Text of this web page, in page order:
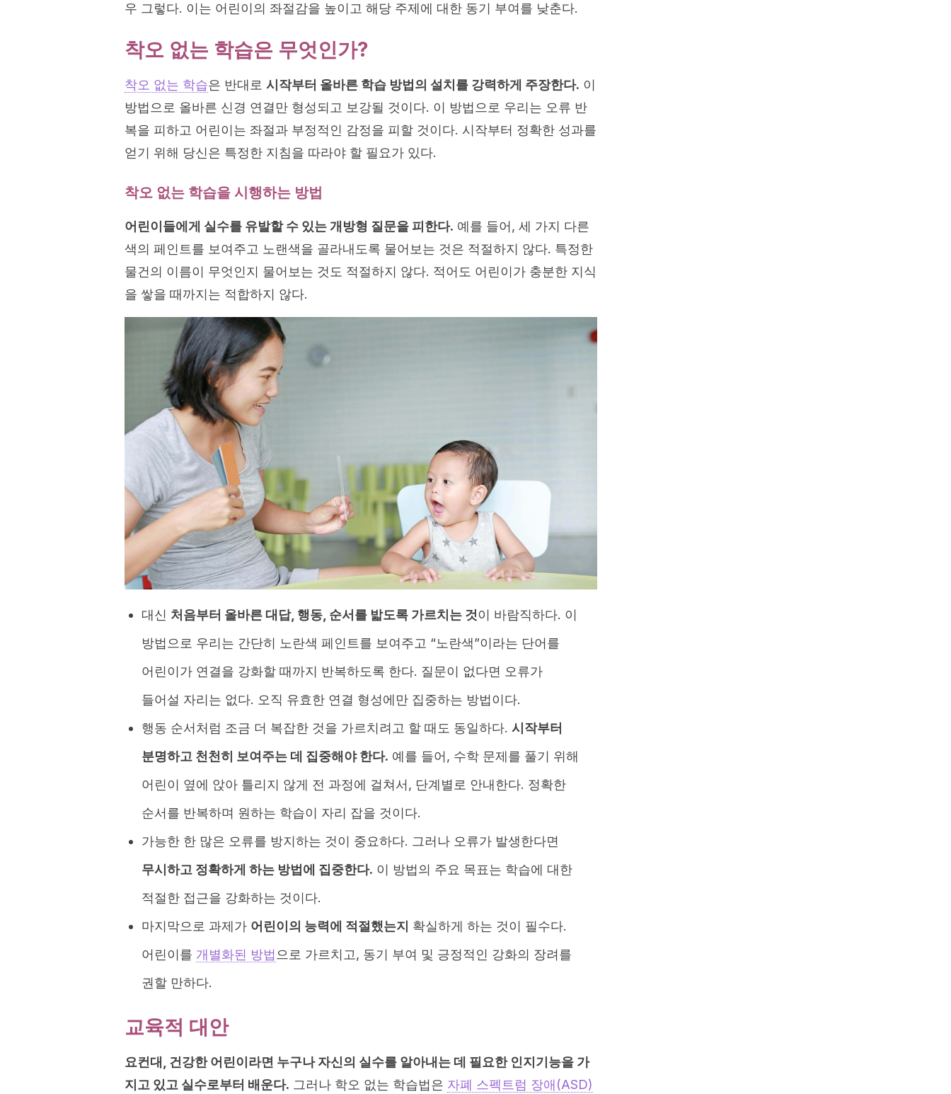
우 그렇다. 이는 어린이의 좌절감을 높이고 해당 주제에 대한 동기 부여를 낮춘다.
착오 없는 학습은 무엇인가?
착오 없는 학습은 반대로 시작부터 올바른 학습 방법의 설치를 강력하게 주장한다. 이
방법으로 올바른 신경 연결만 형성되고 보강될 것이다. 이 방법으로 우리는 오류 반
복을 피하고 어린이는 좌절과 부정적인 감정을 피할 것이다. 시작부터 정확한 성과를
얻기 위해 당신은 특정한 지침을 따라야 할 필요가 있다.
착오 없는 학습을 시행하는 방법
어린이들에게 실수를 유발할 수 있는 개방형 질문을 피한다. 예를 들어, 세 가지 다른
색의 페인트를 보여주고 노랜색을 골라내도록 물어보는 것은 적절하지 않다. 특정한
물건의 이름이 무엇인지 물어보는 것도 적절하지 않다. 적어도 어린이가 충분한 지식
을 쌓을 때까지는 적합하지 않다.
대신 처음부터 올바른 대답, 행동, 순서를 밟도록 가르치는 것이 바람직하다. 이
방법으로 우리는 간단히 노란색 페인트를 보여주고 “노란색”이라는 단어를
어린이가 연결을 강화할 때까지 반복하도록 한다. 질문이 없다면 오류가
들어설 자리는 없다. 오직 유효한 연결 형성에만 집중하는 방법이다.
행동 순서처럼 조금 더 복잡한 것을 가르치려고 할 때도 동일하다. 시작부터
분명하고 천천히 보여주는 데 집중해야 한다. 예를 들어, 수학 문제를 풀기 위해
어린이 옆에 앉아 틀리지 않게 전 과정에 걸쳐서, 단계별로 안내한다. 정확한
순서를 반복하며 원하는 학습이 자리 잡을 것이다.
가능한 한 많은 오류를 방지하는 것이 중요하다. 그러나 오류가 발생한다면
무시하고 정확하게 하는 방법에 집중한다. 이 방법의 주요 목표는 학습에 대한
적절한 접근을 강화하는 것이다.
마지막으로 과제가 어린이의 능력에 적절했는지 확실하게 하는 것이 필수다.
어린이를 개별화된 방법 으로 가르치고, 동기 부여 및 긍정적인 강화의 장려를
권할 만하다.
교육적 대안
요컨대, 건강한 어린이라면 누구나 자신의 실수를 알아내는 데 필요한 인지기능을 가
지고 있고 실수로부터 배운다. 그러나 학오 없는 학습법은 자폐 스펙트럼 장애(ASD)